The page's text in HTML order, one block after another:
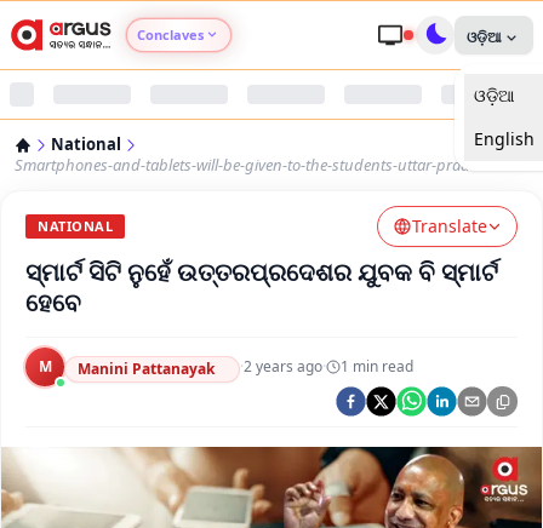
Conclaves
Argus Nari Shakti
Argus Health Connect
Argus Swaad Odisha
Argus Chalo Dekhein Apna Desh
ଓଡ଼ିଆ
ଓଡ଼ିଆ
English
National
Smartphones-and-tablets-will-be-given-to-the-students-uttar-pradesh
NATIONAL Translate
ସ୍ମାର୍ଟ ସିଟି ନୁହେଁ ଉତ୍ତରପ୍ରଦେଶର ଯୁବକ ବି ସ୍ମାର୍ଟ
ହେବେ
M Manini Pattanayak ·2 years ago· 1 min read